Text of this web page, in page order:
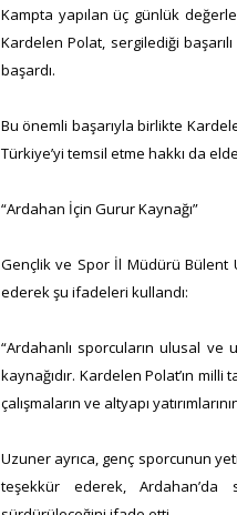
Kampta yapılan üç günlük
Kardelen Polat, sergilediği
başardı.
Bu önemli başarıyla birlikte
Türkiye’yi temsil etme hakkı da
“Ardahan İçin Gurur Kaynağı”
Gençlik ve Spor İl Müdürü Bülent
ederek şu ifadeleri kullandı:
“Ardahanlı sporcuların ulusal
kaynağıdır. Kardelen Polat’ın
çalışmaların ve altyapı
Uzuner ayrıca, genç sporcunun
teşekkür ederek, Ardahan’da